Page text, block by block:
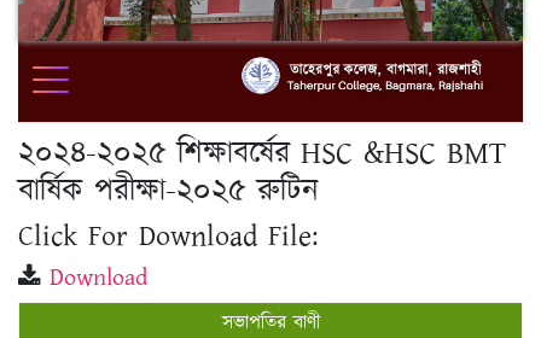
২০২৪-২০২৫ শিক্ষাবর্ষের HSC &HSC BMT
বার্ষিক পরীক্ষা-২০২৫ রুটিন
Click For Download File:
Download
সভাপতির বাণী